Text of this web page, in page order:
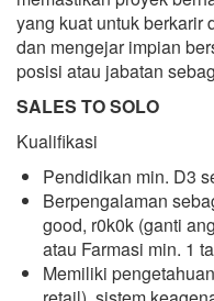
yang kuat untuk berkarir
dan mengejar impian
posisi atau jabatan
SALES TO SOLO
Kualifikasi
Pendidikan min. D3
Berpengalaman
good, r0k0k (ganti
atau Farmasi min. 1
Memiliki